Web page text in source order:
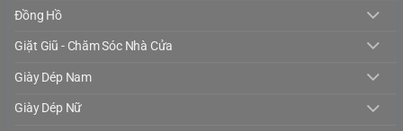
Đồng Hồ
Giặt Giũ - Chăm Sóc Nhà Cửa
Giày Dép Nam
Giày Dép Nữ